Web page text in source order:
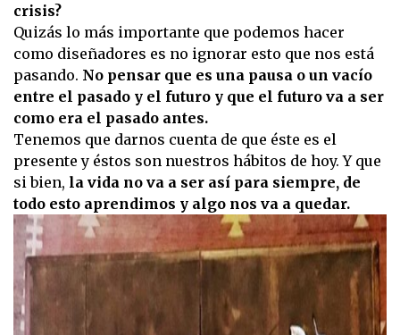
crisis?
Quizás lo más importante que podemos hacer
como diseñadores es no ignorar esto que nos está
pasando. No pensar que es una pausa o un vacío
entre el pasado y el futuro y que el futuro va a ser
como era el pasado antes.
Tenemos que darnos cuenta de que éste es el
presente y éstos son nuestros hábitos de hoy. Y que
si bien, la vida no va a ser así para siempre, de
todo esto aprendimos y algo nos va a quedar.